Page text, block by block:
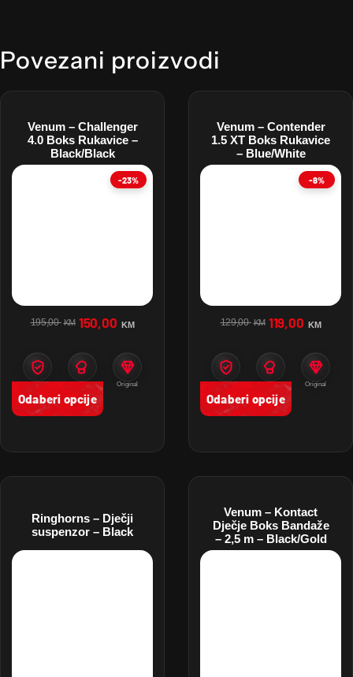
Povezani proizvodi
Venum – Challenger
4.0 Boks Rukavice –
Black/Black
-23%
195,00 KM 150,00 KM
Zaštita Namjena Original
Odaberi opcije
Venum – Contender
1.5 XT Boks Rukavice
– Blue/White
-8%
129,00 KM 119,00 KM
Zaštita Namjena Original
Odaberi opcije
Ringhorns – Dječji
suspenzor – Black
Venum – Kontact
Dječje Boks Bandaže
– 2,5 m – Black/Gold